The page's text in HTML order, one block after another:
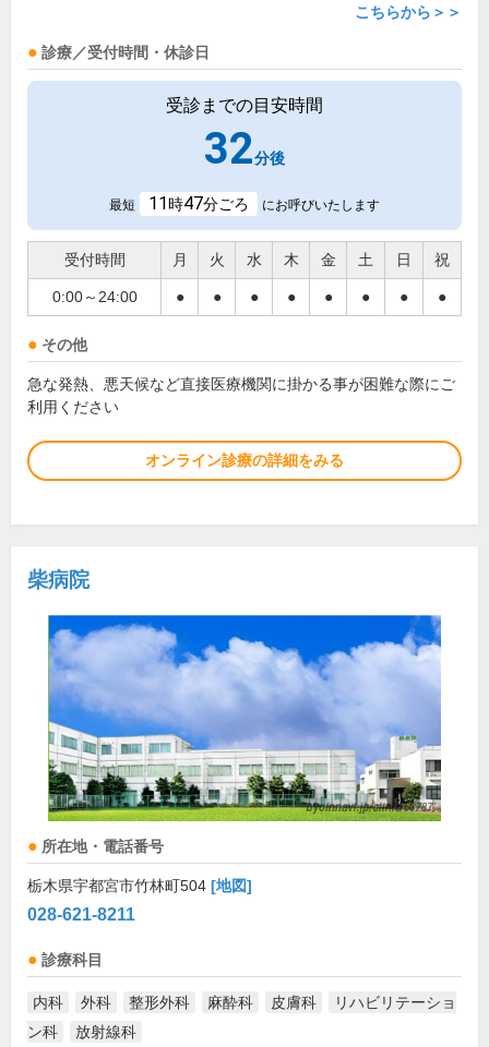
こちらから＞＞
診療／受付時間・休診日
受診までの目安時間
32分後
最短 11時47分ごろ にお呼びいたします
受付時間 月 火 水 木 金 土 日 祝
0:00～24:00 ● ● ● ● ● ● ● ●
その他
急な発熱、悪天候など直接医療機関に掛かる事が困難な際にご
利用ください
オンライン診療の詳細をみる
柴病院
所在地・電話番号
栃木県宇都宮市竹林町504 [地図]
028-621-8211
診療科目
内科 外科 整形外科 麻酔科 皮膚科
リハビリテーショ
ン科
放射線科